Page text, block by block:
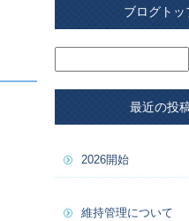
ブログトッ
最近の投
2026開始
維持管理について